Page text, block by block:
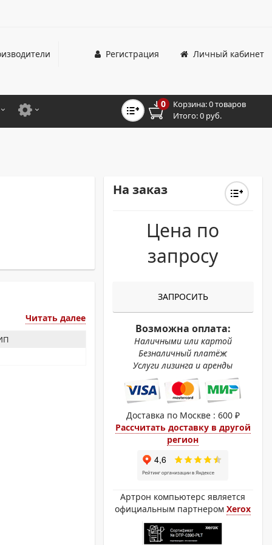
Личный кабинет
Регистрация
ДЛЯ ШИРОКОФОРМАТНЫХ СИСТЕМ
0 Корзина:0 товаров
Итого:0 руб.
Читать далее
На заказ
Цена по
запросу
ЗАПРОСИТЬ
Возможна оплата:
Наличными или картой
Безналичный платёж
Услуги лизинга и аренды
Доставка по Москве : 600 ₽
Рассчитать доставку в другой
регион
Артрон компьютерс является
официальным партнеромXerox